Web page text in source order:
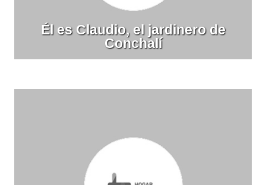
Él es Claudio, el jardinero de
Conchalí